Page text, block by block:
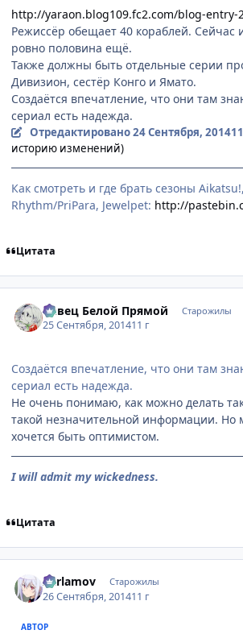
http://yaraon.blog109.fc2.com/blog-entry-
Режиссёр обещает 40 кораблей. Сейчас
ровно половина ещё.
Также должны быть отдельные серии
Дивизион, сестёр Конго и Ямато.
Создаётся впечатление, что они там
сериал есть надежда.
Отредактировано24 Сентября, 2014
историю изменений)
Как смотреть и где брать сезоны
Rhythm/PriPara, Jewelpet: http://
Цитата
Певец Белой Прямой Старожилы
25 Сентября, 201411 г
Создаётся впечатление, что они там
сериал есть надежда.
Не очень понимаю, как можно делать
такой незначительной информации. Но
хочется быть оптимистом.
I will admit my wickedness.
Цитата
Xarlamov Старожилы
26 Сентября, 201411 г
АВТОР